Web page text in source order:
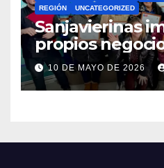
REGIÓN
UNCATEGORIZED
Sanjavierinas
propios
capacitarse
10 DE MAYO DE 2026